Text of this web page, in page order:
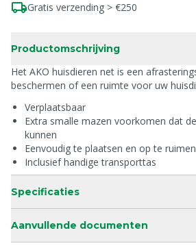
Gratis verzending > €250
Productomschrijving
Het AKO huisdieren net is een
beschermen of een ruimte voor uw
Verplaatsbaar
Extra smalle mazen voorkomen dat
kunnen
Eenvoudig te plaatsen en op te ruimen
Inclusief handige transporttas
Specificaties
Aanvullende documenten